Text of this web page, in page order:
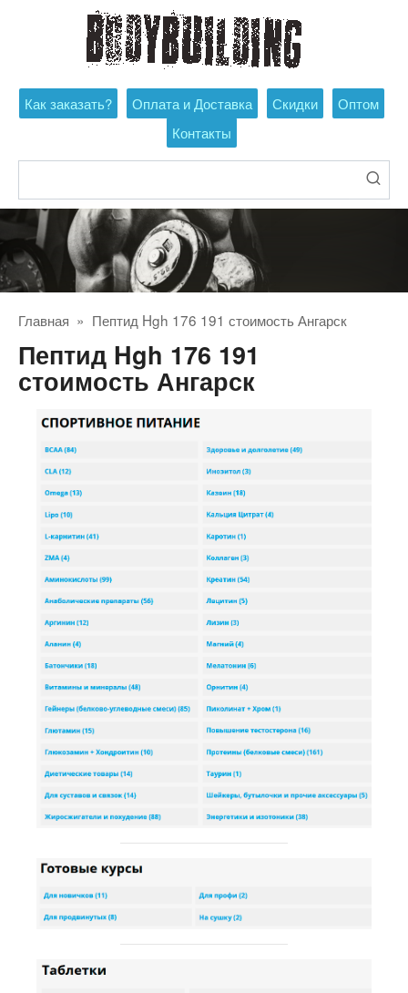
Как заказать? Оплата и Доставка Скидки
Оптом
Контакты
Главная » Пептид Hgh 176 191 стоимость Ангарск
Пептид Hgh 176 191
стоимость Ангарск